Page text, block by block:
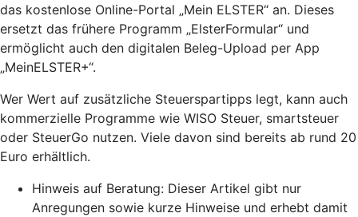
das kostenlose Online-Portal „Mein ELSTER“ an. Dieses
ersetzt das frühere Programm „ElsterFormular“ und
ermöglicht auch den digitalen Beleg-Upload per App
„MeinELSTER+“.
Wer Wert auf zusätzliche Steuerspartipps legt, kann auch
kommerzielle Programme wie WISO Steuer, smartsteuer
oder SteuerGo nutzen. Viele davon sind bereits ab rund 20
Euro erhältlich.
Hinweis auf Beratung: Dieser Artikel gibt nur
Anregungen sowie kurze Hinweise und erhebt damit